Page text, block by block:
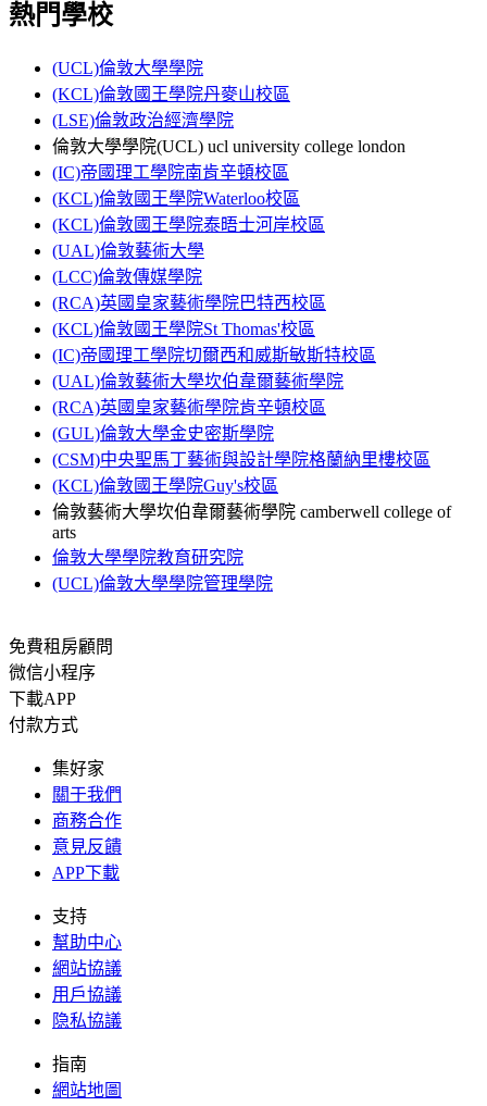
熱門學校
(UCL)倫敦大學學院
(KCL)倫敦國王學院丹麥山校區
(LSE)倫敦政治經濟學院
倫敦大學學院(UCL) ucl university college london
(IC)帝國理工學院南肯辛頓校區
(KCL)倫敦國王學院Waterloo校區
(KCL)倫敦國王學院泰晤士河岸校區
(UAL)倫敦藝術大學
(LCC)倫敦傳媒學院
(RCA)英國皇家藝術學院巴特西校區
(KCL)倫敦國王學院St Thomas'校區
(IC)帝國理工學院切爾西和威斯敏斯特校區
(UAL)倫敦藝術大學坎伯韋爾藝術學院
(RCA)英國皇家藝術學院肯辛頓校區
(GUL)倫敦大學金史密斯學院
(CSM)中央聖馬丁藝術與設計學院格蘭納里樓校區
(KCL)倫敦國王學院Guy's校區
倫敦藝術大學坎伯韋爾藝術學院 camberwell college of
arts
倫敦大學學院教育研究院
(UCL)倫敦大學學院管理學院
免費租房顧問
微信小程序
下載APP
付款方式
集好家
關于我們
商務合作
意見反饋
APP下載
支持
幫助中心
網站協議
用戶協議
隐私協議
指南
網站地圖